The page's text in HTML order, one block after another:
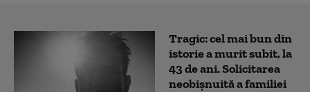
Tragic: cel mai bun din
istorie a murit subit, la
43 de ani. Solicitarea
neobișnuită a familiei